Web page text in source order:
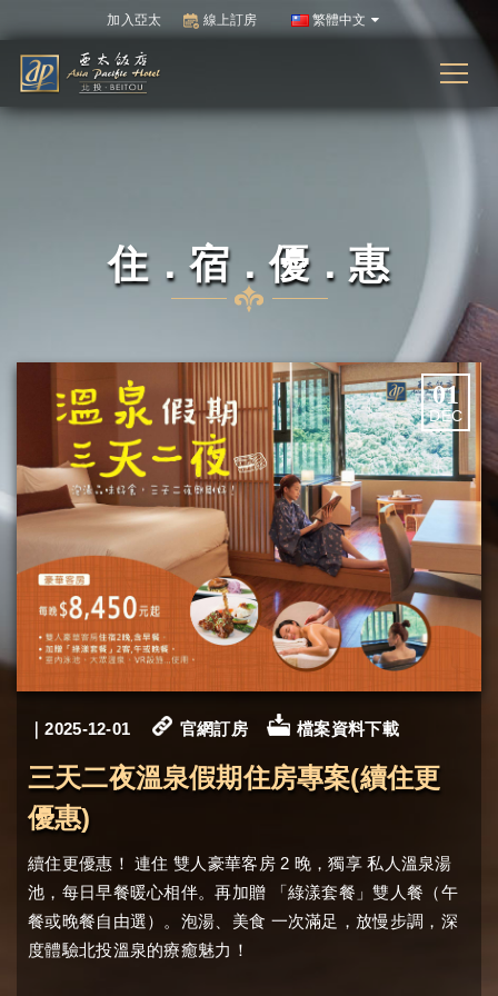
加入亞太 線上訂房 繁體中文
住．宿．優．惠
01
DEC
｜2025-12-01 官網訂房 檔案資料下載
三天二夜溫泉假期住房專案(續住更
優惠)
續住更優惠！ 連住 雙人豪華客房2 晚，獨享 私人溫泉湯
池，每日早餐暖心相伴。再加贈
「綠漾套餐」雙人餐（午
餐或晚餐自由選）。 泡湯、美食 一次滿足，放慢步調，深
度體驗北投溫泉的療癒魅力！